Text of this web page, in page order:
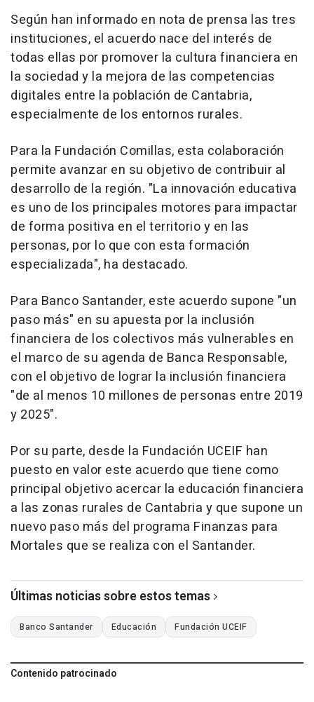
Según han informado en nota de prensa las tres
instituciones, el acuerdo nace del interés de
todas ellas por promover la cultura financiera en
la sociedad y la mejora de las competencias
digitales entre la población de Cantabria,
especialmente de los entornos rurales.
Para la Fundación Comillas, esta colaboración
permite avanzar en su objetivo de contribuir al
desarrollo de la región. "La innovación educativa
es uno de los principales motores para impactar
de forma positiva en el territorio y en las
personas, por lo que con esta formación
especializada", ha destacado.
Para Banco Santander, este acuerdo supone "un
paso más" en su apuesta por la inclusión
financiera de los colectivos más vulnerables en
el marco de su agenda de Banca Responsable,
con el objetivo de lograr la inclusión financiera
"de al menos 10 millones de personas entre 2019
y 2025".
Por su parte, desde la Fundación UCEIF han
puesto en valor este acuerdo que tiene como
principal objetivo acercar la educación financiera
a las zonas rurales de Cantabria y que supone un
nuevo paso más del programa Finanzas para
Mortales que se realiza con el Santander.
Últimas noticias sobre estos temas
Banco Santander Educación Fundación UCEIF
Contenido patrocinado